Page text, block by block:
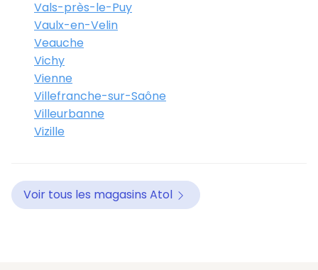
Vals-près-le-Puy
Vaulx-en-Velin
Veauche
Vichy
Vienne
Villefranche-sur-Saône
Villeurbanne
Vizille
Voir tous les magasins Atol